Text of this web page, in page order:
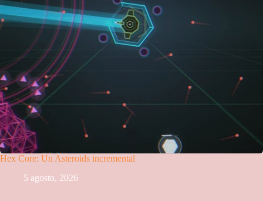
Hex Core: Un Asteroids incremental
5 agosto, 2026